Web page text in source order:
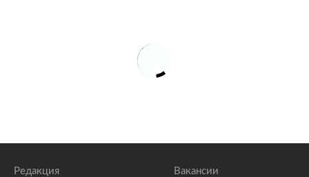
Редакция Вакансии